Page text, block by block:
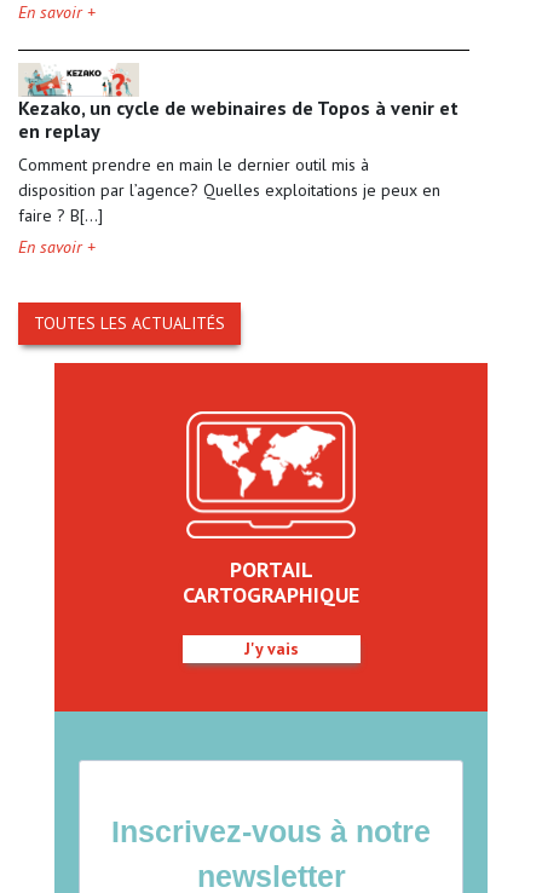
En savoir +
Kezako, un cycle de webinaires de Topos à venir et
en replay
Comment prendre en main le dernier outil mis à
disposition par l’agence? Quelles exploitations je peux en
faire ? B[...]
En savoir +
TOUTES LES ACTUALITÉS
PORTAIL
CARTOGRAPHIQUE
J'y vais